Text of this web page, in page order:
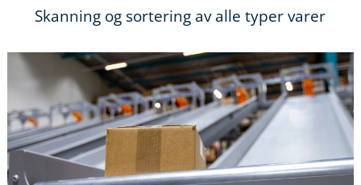
Skanning og sortering av alle typer varer